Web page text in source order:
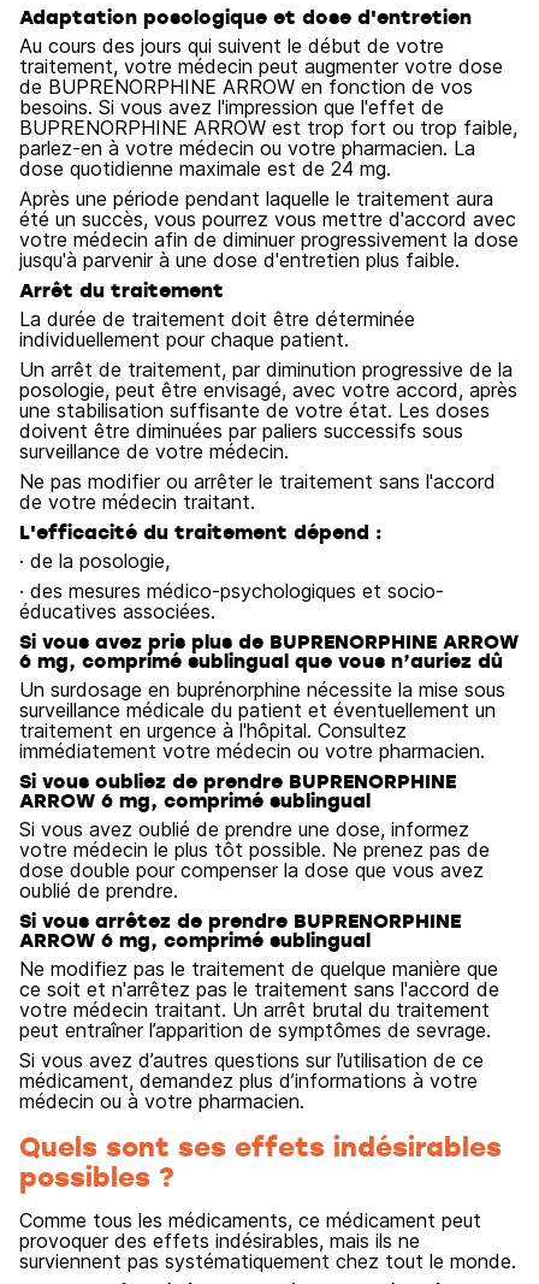
Adaptation posologique et dose d'entretien
Au cours des jours qui suivent le début de votre
traitement, votre médecin peut augmenter votre dose
de BUPRENORPHINE ARROW en fonction de vos
besoins. Si vous avez l'impression que l'effet de
BUPRENORPHINE ARROW est trop fort ou trop faible,
parlez-en à votre médecin ou votre pharmacien. La
dose quotidienne maximale est de 24 mg.
Après une période pendant laquelle le traitement aura
été un succès, vous pourrez vous mettre d'accord avec
votre médecin afin de diminuer progressivement la dose
jusqu'à parvenir à une dose d'entretien plus faible.
Arrêt du traitement
La durée de traitement doit être déterminée
individuellement pour chaque patient.
Un arrêt de traitement, par diminution progressive de la
posologie, peut être envisagé, avec votre accord, après
une stabilisation suffisante de votre état. Les doses
doivent être diminuées par paliers successifs sous
surveillance de votre médecin.
Ne pas modifier ou arrêter le traitement sans l'accord
de votre médecin traitant.
L'efficacité du traitement dépend :
· de la posologie,
· des mesures médico-psychologiques et socio-
éducatives associées.
Si vous avez pris plus de BUPRENORPHINE ARROW
6 mg, comprimé sublingual que vous n’auriez dû
Un surdosage en buprénorphine nécessite la mise sous
surveillance médicale du patient et éventuellement un
traitement en urgence à l'hôpital. Consultez
immédiatement votre médecin ou votre pharmacien.
Si vous oubliez de prendre BUPRENORPHINE
ARROW 6 mg, comprimé sublingual
Si vous avez oublié de prendre une dose, informez
votre médecin le plus tôt possible. Ne prenez pas de
dose double pour compenser la dose que vous avez
oublié de prendre.
Si vous arrêtez de prendre BUPRENORPHINE
ARROW 6 mg, comprimé sublingual
Ne modifiez pas le traitement de quelque manière que
ce soit et n'arrêtez pas le traitement sans l'accord de
votre médecin traitant. Un arrêt brutal du traitement
peut entraîner l’apparition de symptômes de sevrage.
Si vous avez d’autres questions sur l’utilisation de ce
médicament, demandez plus d’informations à votre
médecin ou à votre pharmacien.
Quels sont ses effets indésirables
possibles ?
Comme tous les médicaments, ce médicament peut
provoquer des effets indésirables, mais ils ne
surviennent pas systématiquement chez tout le monde.